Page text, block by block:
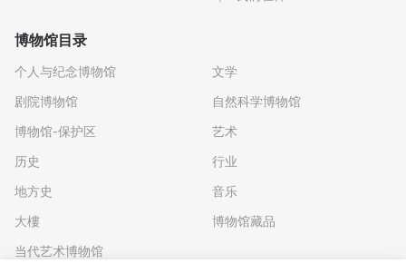
博物馆目录
个人与纪念博物馆
剧院博物馆
博物馆-保护区
历史
地方史
大樓
当代艺术博物馆
文学
自然科学博物馆
艺术
行业
音乐
博物馆藏品